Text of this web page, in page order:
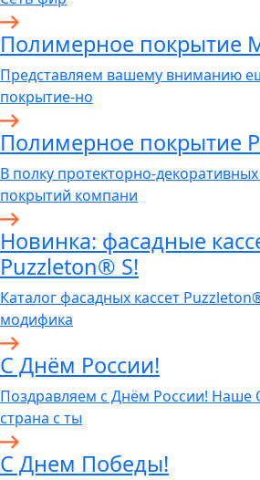
Полимерное покрытие
Представляем вашему вниманию
покрытие-но
Полимерное покрытие
В полку протекторно-
покрытий компани
Новинка: фасадные
Puzzleton® S!
Каталог фасадных кассет
модифика
С Днём России!
Поздравляем с Днём России! Наше
страна с ты
С Днем Победы!